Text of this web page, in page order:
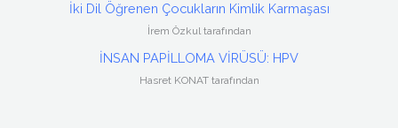
İki Dil Öğrenen Çocukların Kimlik Karmaşası
İrem Özkul tarafından
İNSAN PAPİLLOMA VİRÜSÜ: HPV
Hasret KONAT tarafından